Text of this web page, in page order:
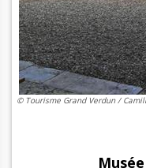
© Tourisme Grand Verdun /